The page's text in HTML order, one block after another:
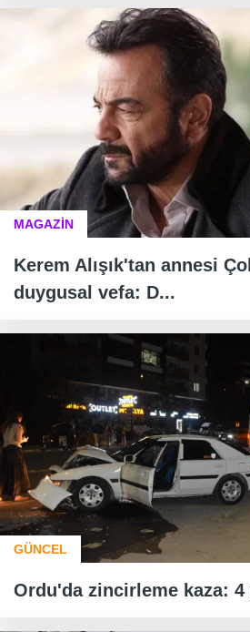
MAGAZİN
Kerem Alışık'tan annesi
duygusal vefa: D...
GÜNCEL
Ordu'da zincirleme kaza: 4